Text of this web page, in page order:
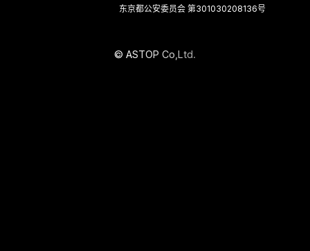
东京都公安委员会 第301030208136号
© ASTOP Co Ltd.